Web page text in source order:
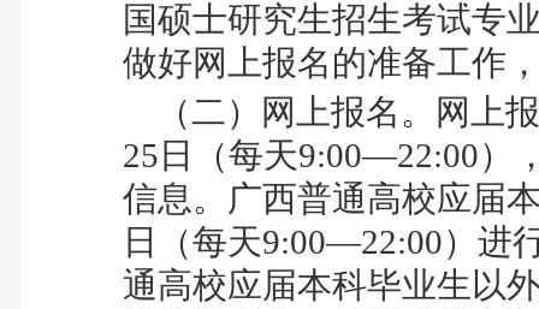
国硕士研究生招生考试专
做好网上报名的准备工作
（二）网上报名。网上
25 日（每天9:00—22:00）
信息。广西普通高校应届
日（每天9:00—22:00）进
通高校应届本科毕业生以